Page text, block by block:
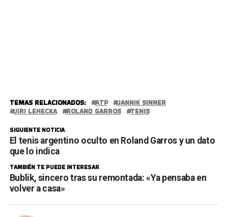
TEMAS RELACIONADOS: ATP
JANNIK SINNER
JIRI LEHECKA
ROLAND GARROS TENIS
SIGUIENTE NOTICIA
El tenis argentino oculto en Roland Garros y un dato
que lo indica
TAMBIÉN TE PUEDE INTERESAR
Bublik, sincero tras su remontada: «Ya pensaba en
volver a casa»